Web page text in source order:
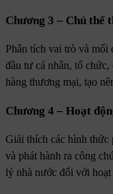
Chương 3 – Chủ
Phân tích vai trò và mối
đầu tư cá nhân, tổ
hàng thương mại, tạo
Chương 4 – Hoạt
Giải thích các hình thức
và phát hành ra công
lý nhà nước đối với